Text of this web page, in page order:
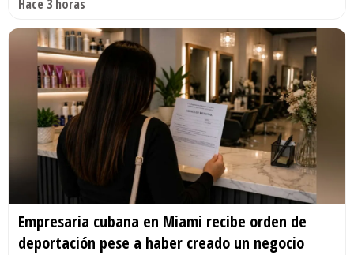
Hace 3 horas
Empresaria cubana en Miami recibe orden de
deportación pese a haber creado un negocio